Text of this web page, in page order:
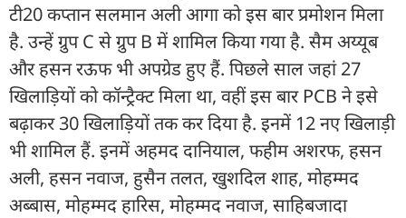
टी20 कप्तान सलमान अली आगा को इस बार प्रमोशन मिला
है. उन्हें ग्रुप C से ग्रुप B में शामिल किया गया है. सैम अय्यूब
और हसन रऊफ भी अपग्रेड हुए हैं. पिछले साल जहां 27
खिलाड़ियों को कॉन्ट्रैक्ट मिला था, वहीं इस बार PCB ने इसे
बढ़ाकर 30 खिलाड़ियों तक कर दिया है. इनमें 12 नए खिलाड़ी
भी शामिल हैं. इनमें अहमद दानियाल, फहीम अशरफ, हसन
अली, हसन नवाज, हुसैन तलत, खुशदिल शाह, मोहम्मद
अब्बास, मोहम्मद हारिस, मोहम्मद नवाज, साहिबजादा